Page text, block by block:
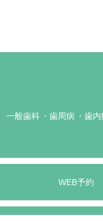
一般歯科 歯周病 歯内
WEB予約